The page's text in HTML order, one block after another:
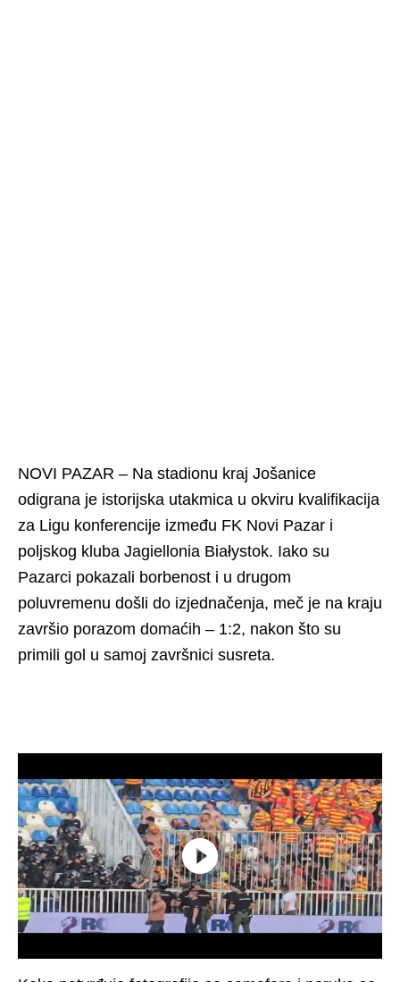
NOVI PAZAR – Na stadionu kraj Jošanice
odigrana je istorijska utakmica u okviru kvalifikacija
za Ligu konferencije između FK Novi Pazar i
poljskog kluba Jagiellonia Białystok. Iako su
Pazarci pokazali borbenost i u drugom
poluvremenu došli do izjednačenja, meč je na kraju
završio porazom domaćih – 1:2, nakon što su
primili gol u samoj završnici susreta.